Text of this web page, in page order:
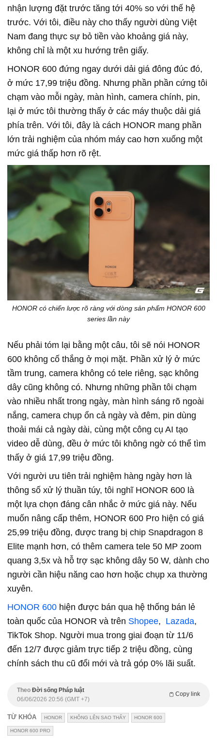
nhận lượng đặt trước tăng tới 40% so với thế hệ
trước. Với tôi, điều này cho thấy người dùng Việt
Nam đang thực sự bỏ tiền vào khoảng giá này,
không chỉ là một xu hướng trên giấy.
HONOR 600 đứng ngay dưới dải giá đông đúc đó,
ở mức 17,99 triệu đồng. Nhưng phần phần cứng tôi
chạm vào mỗi ngày, màn hình, camera chính, pin,
lại ở mức tôi thường thấy ở các máy thuộc dải giá
phía trên. Với tôi, đây là cách HONOR mang phần
lớn trải nghiệm của nhóm máy cao hơn xuống một
mức giá thấp hơn rõ rệt.
HONOR có chiến lược rõ ràng với dòng sản phẩm HONOR 600
series lần này
Nếu phải tóm lại bằng một câu, tôi sẽ nói HONOR
600 không cố thắng ở mọi mặt. Phần xử lý ở mức
tầm trung, camera không có tele riêng, sạc không
dây cũng không có. Nhưng những phần tôi chạm
vào nhiều nhất trong ngày, màn hình sáng rõ ngoài
nắng, camera chụp ổn cả ngày và đêm, pin dùng
thoải mái cả ngày dài, cùng một công cụ AI tạo
video dễ dùng, đều ở mức tôi không ngờ có thể tìm
thấy ở giá 17,99 triệu đồng.
Với người ưu tiên trải nghiệm hàng ngày hơn là
thông số xử lý thuần túy, tôi nghĩ HONOR 600 là
một lựa chọn đáng cân nhắc ở mức giá này. Nếu
muốn nâng cấp thêm, HONOR 600 Pro hiện có giá
25,99 triệu đồng, được trang bị chip Snapdragon 8
Elite mạnh hơn, có thêm camera tele 50 MP zoom
quang 3,5x và hỗ trợ sạc không dây 50 W, dành cho
người cần hiệu năng cao hơn hoặc chụp xa thường
xuyên.
HONOR 600 hiện được bán qua hệ thống bán lẻ
toàn quốc của HONOR và trên Shopee, Lazada,
TikTok Shop. Người mua trong giai đoạn từ 11/6
đến 12/7 được giảm trực tiếp 2 triệu đồng, cùng
chính sách thu cũ đổi mới và trả góp 0% lãi suất.
Theo Đời sống Pháp luật
Copy link
06/06/2026 20:56 (GMT +7)
TỪ KHÓA HONOR KHÔNG LÊN SAO THẤY HONOR 600
HONOR 600 PRO